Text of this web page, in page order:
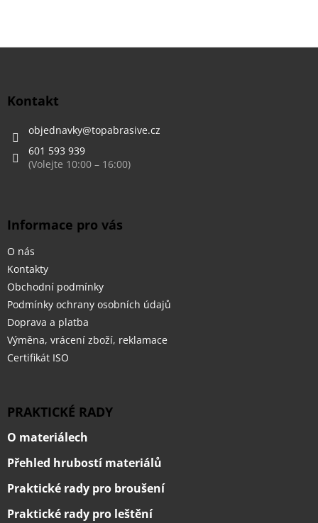
Z
Kontakt
objednavky@topabrasive.cz
601 593 939
Informace pro vás
O nás
Kontakty
Obchodní podmínky
Podmínky ochrany osobních údajů
Doprava a platba
Výměna, vrácení zboží, reklamace
Certifikát ISO
PRAKTICKÉ RADY
O materiálech
Přehled hrubostí materiálů
Praktické rady pro broušení
Praktické rady pro leštění